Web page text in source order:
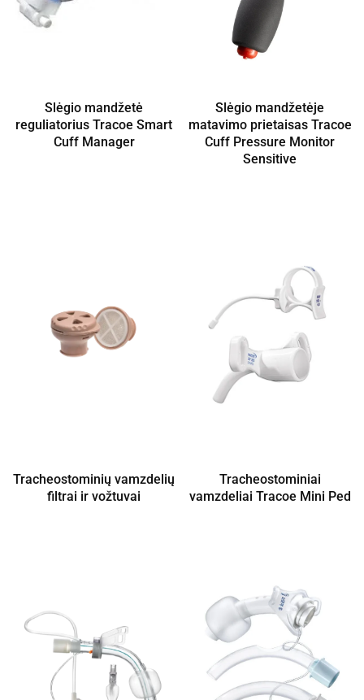
Slėgio mandžetė
reguliatorius Tracoe Smart
Cuff Manager
Slėgio mandžetėje
matavimo prietaisas Tracoe
Cuff Pressure Monitor
Sensitive
Tracheostominių vamzdelių
filtrai ir vožtuvai
Tracheostominiai
vamzdeliai Tracoe Mini Ped